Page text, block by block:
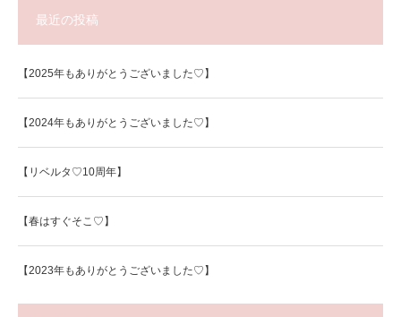
最近の投稿
【2025年もありがとうございました♡】
【2024年もありがとうございました♡】
【リベルタ♡10周年】
【春はすぐそこ♡】
【2023年もありがとうございました♡】